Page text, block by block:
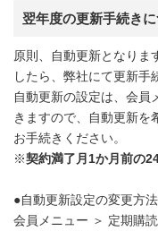
翌年度の更新手続き
原則、自動更新となりま
したら、弊社にて更新手
自動更新の設定は、会員
きますので、自動更新を
お手続きください。
※契約満了月1か月前の
●自動更新設定の変更方法
会員メニュー ＞ 定期購